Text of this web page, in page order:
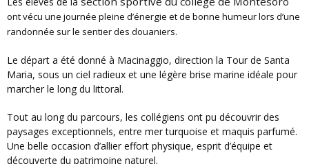
ont vécu une journée pleine d’énergie et de bonne humeur lors d’une
randonnée sur le sentier des douaniers.
Le départ a été donné à Macinaggio, direction la Tour de Santa
Maria, sous un ciel radieux et une légère brise marine idéale pour
marcher le long du littoral.
Tout au long du parcours, les collégiens ont pu découvrir des
paysages exceptionnels, entre mer turquoise et maquis parfumé.
Une belle occasion d’allier effort physique, esprit d’équipe et
découverte du patrimoine naturel.